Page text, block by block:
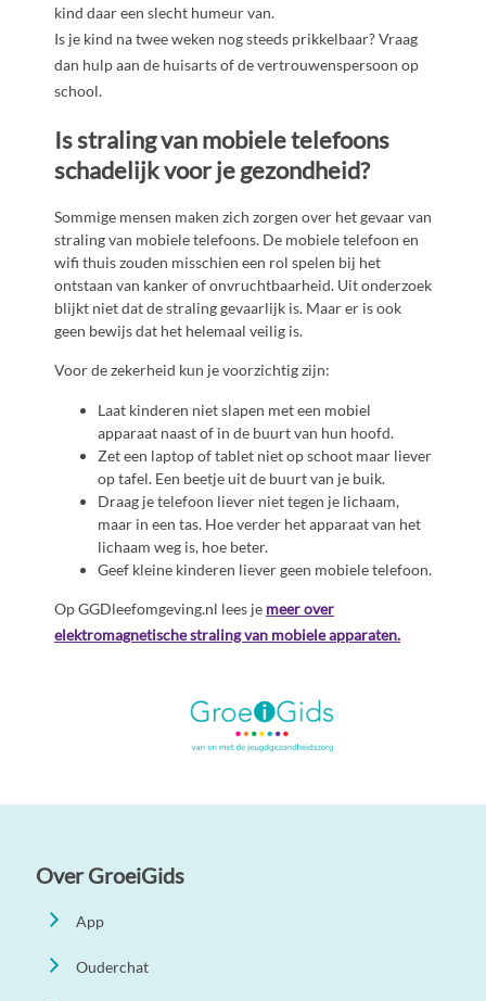
kind daar een slecht humeur van.
Is je kind na twee weken nog steeds prikkelbaar? Vraag
dan hulp aan de huisarts of de vertrouwenspersoon op
school.
Is straling van mobiele telefoons
schadelijk voor je gezondheid?
Sommige mensen maken zich zorgen over het gevaar van
straling van mobiele telefoons. De mobiele telefoon en
wifi thuis zouden misschien een rol spelen bij het
ontstaan van kanker of onvruchtbaarheid. Uit onderzoek
blijkt niet dat de straling gevaarlijk is. Maar er is ook
geen bewijs dat het helemaal veilig is.
Voor de zekerheid kun je voorzichtig zijn:
Laat kinderen niet slapen met een mobiel
apparaat naast of in de buurt van hun hoofd.
Zet een laptop of tablet niet op schoot maar liever
op tafel. Een beetje uit de buurt van je buik.
Draag je telefoon liever niet tegen je lichaam,
maar in een tas. Hoe verder het apparaat van het
lichaam weg is, hoe beter.
Geef kleine kinderen liever geen mobiele telefoon.
Op GGDleefomgeving.nl lees je meer over
elektromagnetische straling van mobiele apparaten.
Over GroeiGids
App
Ouderchat